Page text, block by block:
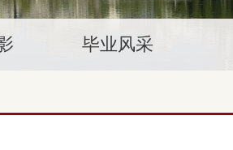
毕业风采